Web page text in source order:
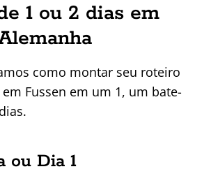
1 ou 2 dias em
como montar seu roteiro
Fussen em um 1, um bate-
ou Dia 1